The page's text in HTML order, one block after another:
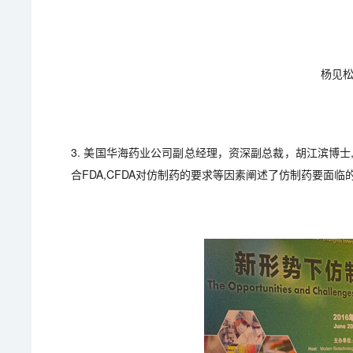
杨见
3. 美国华海药业公司副总经理，资深副总裁，胡江滨博
合FDA,CFDA对仿制药的要求等因素阐述了仿制药要面临